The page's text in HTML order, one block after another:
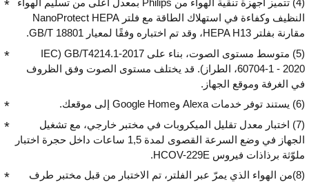
(4) تتميز أجهزة تنقية الهواء من Philips بمعدل أعلى من تسليم الهواء
النظيف وكفاءة في استهلاك الطاقة مع فلتر NanoProtect HEPA
مقارنة بفلتر HEPA H13، وقد تم اختباره وفقًا لمعيار GB/T 18801.
(5) متوسط مستوى الصوت، بناء على GB/T4214.1-2017 (‏IEC
60704-1 - 2020، الطراز). قد يختلف مستوى الصوت وفق الظروف
في الغرفة وموقع الجهاز.
(6) يستند توفر خدمات Alexa وGoogle Home إلى موقعك.
(7) اختبار معدل تقليل الميكروبات في مختبر خارجي، مع تشغيل
الجهاز في وضع السرعة القصوى لمدة 1,5 ساعات داخل حجرة اختبار
ملوّثة برذاذات فيروس HCOV-229E.
(8)من الهواء الذي يمرّ عبر الفلتر، تم الاختبار من قبل مختبر طرف